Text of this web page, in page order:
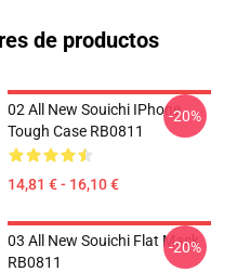
de productos
02 All New Souichi IPhone
Tough Case RB0811
14,81 € - 16,10 €
-20%
03 All New Souichi Flat Mask
RB0811
-20%